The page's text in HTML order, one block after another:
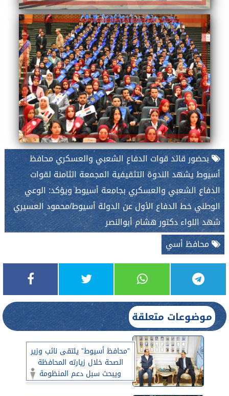
بحضور قائد قوات الدفاع الشعبي والعسكري محافظ
أسيوط يشهد الندوة التثقيفية المجمعة الثامنة لقوات
الدفاع الشعبي والعسكري بجامعة أسيوط ويؤكد: الوعي
الوطني خط الدفاع الأول عن الدولة أسيوط/محمود العسيري
شهد اللواء دكتور هشام أبوالنصر
محافظ أسي
موضوعات متعلقة
”محافظ أسيوط” يلتقى نائب وزير
الصحة خلال زيارته المحافظة
ويبحث سبل دعم المنظومة
الصحية